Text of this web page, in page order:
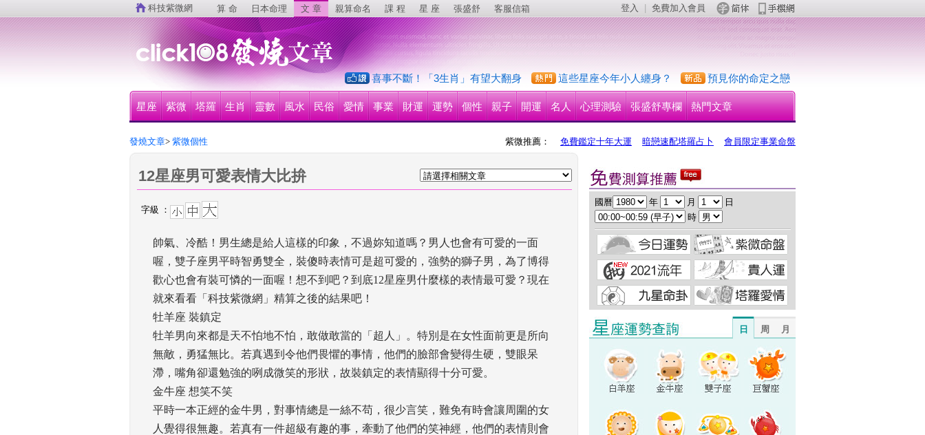
科技紫微網 算 命 日本命理 文 章 親算命名 課 程 星 座 張盛舒 客服信箱 登入 免費加入會員
喜事不斷！「3生肖」有望大翻身 這些星座今年小人纏身？ 預見你的命定之戀
星座 紫微 塔羅 生肖 靈數 風水 民俗 愛情 事業 財運 運勢 個性 親子 開運 名人 心理測驗 張盛舒專欄 熱門文章
發燒文章> 紫微個性 會員限定事業命盤
暗戀速配塔羅占卜
免費鑑定十年大運
紫微推薦：
12星座男可愛表情大比拚
字級 ：
帥氣、冷酷！男生總是給人這樣的印象，不過妳知道嗎？男人也會有可愛的一面
喔，雙子座男平時智勇雙全，裝傻時表情可是超可愛的，強勢的獅子男，為了博得
歡心也會有裝可憐的一面喔！想不到吧？到底12星座男什麼樣的表情最可愛？現在
就來看看「科技紫微網」精算之後的結果吧！
牡羊座 裝鎮定
牡羊男向來都是天不怕地不怕，敢做敢當的「超人」。特別是在女性面前更是所向
無敵，勇猛無比。若真遇到令他們畏懼的事情，他們的臉部會變得生硬，雙眼呆
滯，嘴角卻還勉強的咧成微笑的形狀，故裝鎮定的表情顯得十分可愛。
金牛座 想笑不笑
平時一本正經的金牛男，對事情總是一絲不苟，很少言笑，難免有時會讓周圍的女
人覺得很無趣。若真有一件超級有趣的事，牽動了他們的笑神經，他們的表情則會
國曆 年 月
日
時
月
周
日